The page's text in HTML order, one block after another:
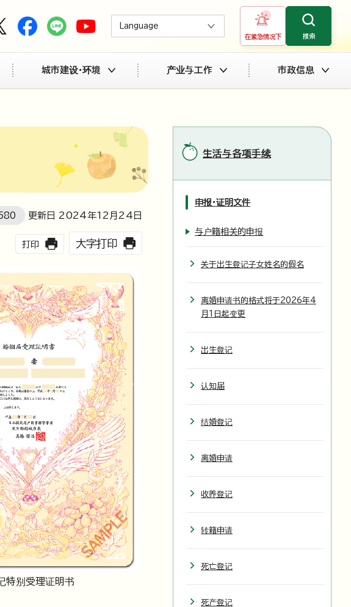
Language
在紧急情况下 搜索
城市建设・环境 产业与工作 市政信息
更新日 2024年12 月 24 日
打印 大字打印
特别受理证明书
生活与各项手续
申报・证明文件
与户籍相关的申报
关于出生登记子女姓名的假名
离婚申请书的格式将于2026年4
月1日起变更
出生登记
认知届
结婚登记
离婚申请
收养登记
转籍申请
死亡登记
死产登记